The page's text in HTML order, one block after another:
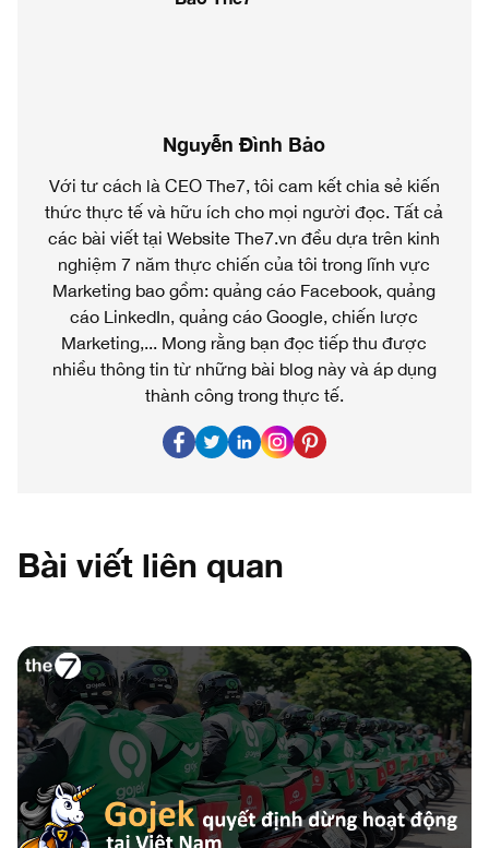
Nguyễn Đình Bảo
Với tư cách là CEO The7, tôi cam kết chia sẻ kiến
thức thực tế và hữu ích cho mọi người đọc. Tất cả
các bài viết tại Website The7.vn đều dựa trên kinh
nghiệm 7 năm thực chiến của tôi trong lĩnh vực
Marketing bao gồm: quảng cáo Facebook, quảng
cáo LinkedIn, quảng cáo Google, chiến lược
Marketing,... Mong rằng bạn đọc tiếp thu được
nhiều thông tin từ những bài blog này và áp dụng
thành công trong thực tế.
Bài viết liên quan